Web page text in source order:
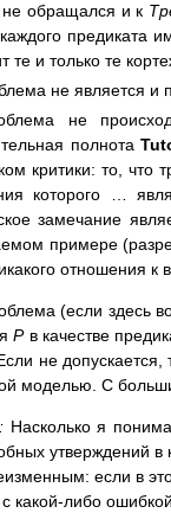
обращался и к
предиката
те и только те
не является и
не
полнота
критики: то, что
которого …
замечание
примере
отношения к
(если здесь
Pв качестве
не
моделью. С
Насколько я
утверждений в
если в
какой-либо